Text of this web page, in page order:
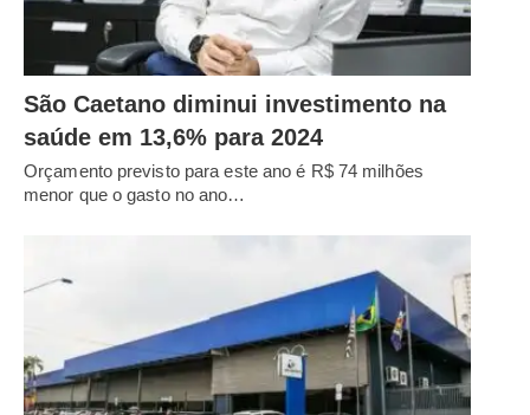
São Caetano diminui investimento na
saúde em 13,6% para 2024
Orçamento previsto para este ano é R$ 74 milhões
menor que o gasto no ano…